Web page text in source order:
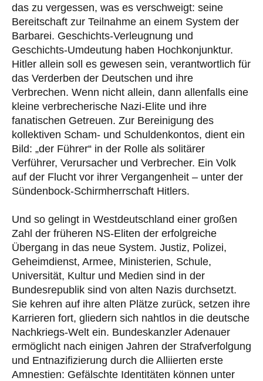
das zu vergessen, was es verschweigt: seine
Bereitschaft zur Teilnahme an einem System der
Barbarei. Geschichts-Verleugnung und
Geschichts-Umdeutung haben Hochkonjunktur.
Hitler allein soll es gewesen sein, verantwortlich für
das Verderben der Deutschen und ihre
Verbrechen. Wenn nicht allein, dann allenfalls eine
kleine verbrecherische Nazi-Elite und ihre
fanatischen Getreuen. Zur Bereinigung des
kollektiven Scham- und Schuldenkontos, dient ein
Bild: „der Führer“ in der Rolle als solitärer
Verführer, Verursacher und Verbrecher. Ein Volk
auf der Flucht vor ihrer Vergangenheit – unter der
Sündenbock-Schirmherrschaft Hitlers.
Und so gelingt in Westdeutschland einer großen
Zahl der früheren NS-Eliten der erfolgreiche
Übergang in das neue System. Justiz, Polizei,
Geheimdienst, Armee, Ministerien, Schule,
Universität, Kultur und Medien sind in der
Bundesrepublik sind von alten Nazis durchsetzt.
Sie kehren auf ihre alten Plätze zurück, setzen ihre
Karrieren fort, gliedern sich nahtlos in die deutsche
Nachkriegs-Welt ein. Bundeskanzler Adenauer
ermöglicht nach einigen Jahren der Strafverfolgung
und Entnazifizierung durch die Alliierten erste
Amnestien: Gefälschte Identitäten können unter